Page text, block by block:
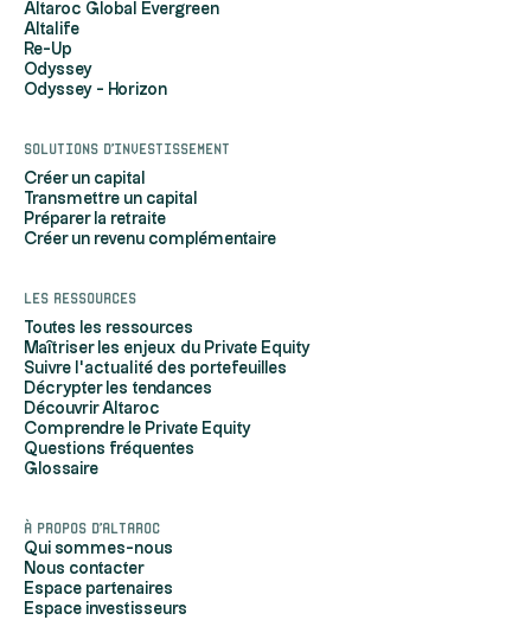
Altaroc Global Evergreen
Altalife
Re-Up
Odyssey
Odyssey - Horizon
Solutions d'investissement
Créer un capital
Transmettre un capital
Préparer la retraite
Créer un revenu complémentaire
Les ressources
Toutes les ressources
Maîtriser les enjeux du Private Equity
Suivre l'actualité des portefeuilles
Décrypter les tendances
Découvrir Altaroc
Comprendre le Private Equity
Questions fréquentes
Glossaire
À propos d'Altaroc
Qui sommes-nous
Nous contacter
Espace partenaires
Espace investisseurs